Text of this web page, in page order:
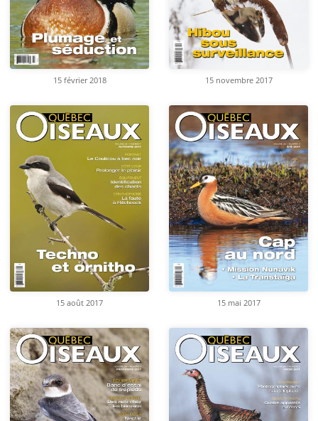
15 février 2018 15 novembre 2017
15 août 2017 15 mai 2017